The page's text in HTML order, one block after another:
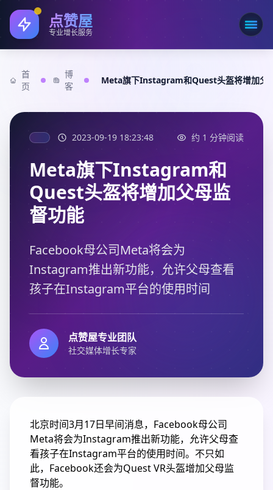
点赞屋
专业增长服务 打开
首
页
博
客
Meta旗下Instagram和Quest头盔将增加父
2023-09-19 18:23:48 约 1 分钟阅读
Meta旗下Instagram和
Quest头盔将增加父母监
督功能
Facebook母公司Meta将会为
Instagram推出新功能，允许父母查看
孩子在Instagram平台的使用时间
点赞屋专业团队
社交媒体增长专家
北京时间3月17日早间消息，Facebook母公司
Meta将会为Instagram推出新功能，允许父母查
看孩子在Instagram平台的使用时间。不只如
此，Facebook还会为Quest VR头盔增加父母监
督功能。